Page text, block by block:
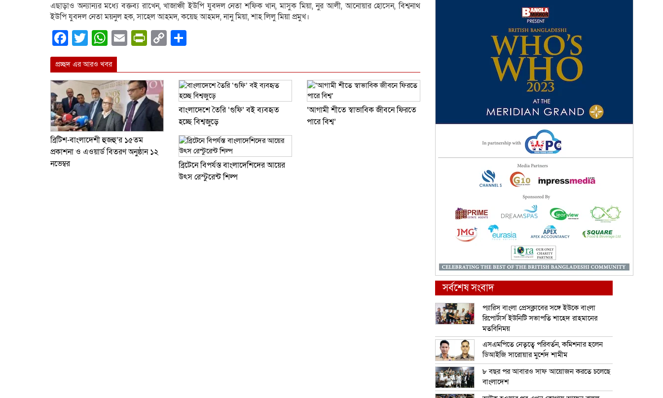
এছাড়াও অন্যান্যর মধ্যে বক্তব্য রাখেন, খাজাঞ্চী ইউপি যুবদল নেতা শফিক খান, মাসুক মিয়া, নুর আলী, আনোয়ার হোসেন, বিশ্বনাথ
ইউপি যুবদল নেতা ময়নুল হক, সাহেল আহমদ, কয়েছ আহমদ, নানু মিয়া, শাহ লিলু মিয়া প্রমুখ।
Facebook
Twitter
WhatsApp
EmailPrintFriendly
Copy
প্রচ্ছদ এর আরও খবর
ব্রিটিশ-বাংলাদেশী হুজহু’র ১৫তম
প্রকাশনা ও এওয়ার্ড বিতরণ অনুষ্ঠান ১২
নভেম্বর
বাংলাদেশে তৈরি ‘গুফি’ বই ব্যবহৃত
হচ্ছে বিশ্বজুড়ে
‘আগামী শীতে স্বাভাবিক জীবনে ফিরতে
পারে বিশ্ব’
ব্রিটে‌নে বিপর্যস্ত বাংলা‌দেশিদের আ‌য়ের
উৎস রেস্টু‌রেন্ট শিল্প
সর্বশেষ সংবাদ
প্যারিস বাংলা প্রেসক্লাবের সঙ্গে ইউকে বাংলা
রিপোর্টার্স ইউনিটি সভাপতি শাহেদ রাহমানের
মতবিনিময়
এসএমপিতে নেতৃত্বে পরিবর্তন, কমিশনার হলেন
ডিআইজি সারোয়ার মুর্শেদ শামীম
৮ বছর পর আবারও সাফ আয়োজন করতে চলেছে
বাংলাদেশ